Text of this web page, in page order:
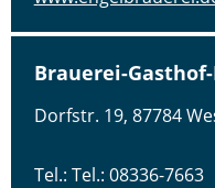
Brauerei-
Dorfstr. 19, 87784
Tel.: Tel.: 08336-7663